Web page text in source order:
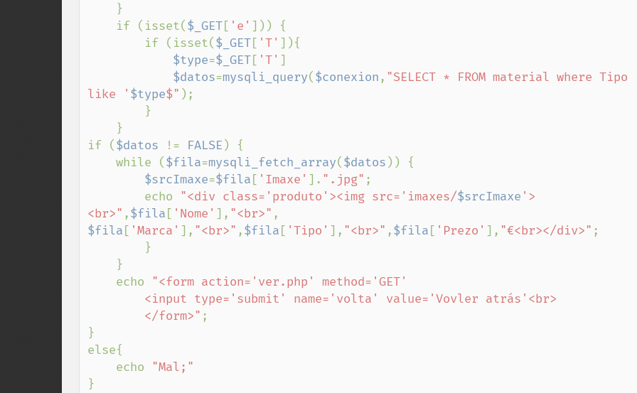
    if (isset(
$_GET[ 'e' ])) {
        if (isset(
$_GET[ 'T' ]){
$type=$_GET[ 'T' ]
$datos=mysqli_query($conexion , "SELECT * FROM material where Tipo
like ' $type$" );
if ($datos != FALSE ) {
    while (
$fila=mysqli_fetch_array($datos )) {
$srcImaxe=$fila [ 'Imaxe' ]. ".jpg" ;
        echo
"<div class='produto'><img src='imaxes/$srcImaxe '>
<br>" ,$fila [ 'Nome' ], "<br>"
$fila [ 'Marca' ], "<br>" ,$fila [ 'Tipo' ], "<br>" ,$fila [ 'Prezo' ], "€<br></div>" ;
    echo
"<form action='ver.php' method='GET'
        </form>"
;
}
else{
    echo